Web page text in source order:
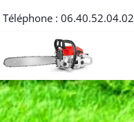
Téléphone : 06.40.52.04.02